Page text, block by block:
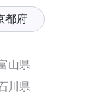
都府
山県
川県